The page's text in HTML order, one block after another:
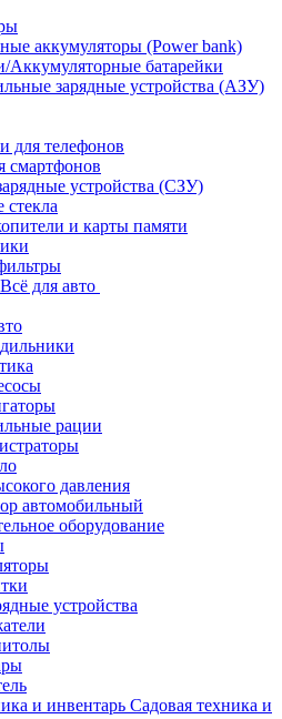
аккумуляторы (Power bank)
Аккумуляторные батарейки
зарядные устройства (АЗУ)
для телефонов
смартфонов
устройства (СЗУ)
и карты памяти
Всё для авто
рации
давления
автомобильный
оборудование
устройства
Садовая техника и